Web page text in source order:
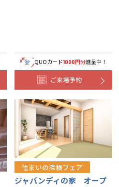
QUOカード1000円分進呈中！
ご来場予約
住まいの探検フェア
ジャパンディの家 オープ